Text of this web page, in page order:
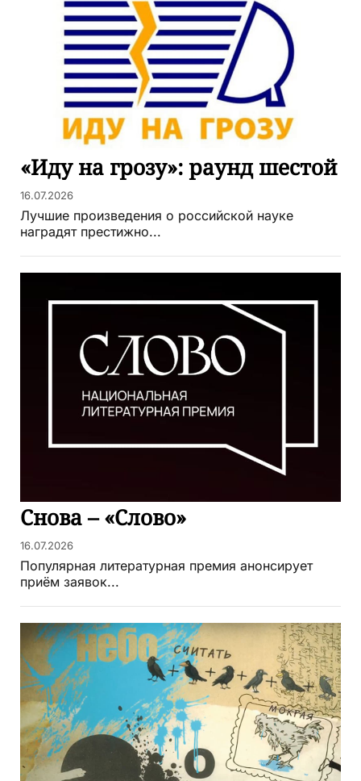
«Иду на грозу»: раунд шестой
16.07.2026
Лучшие произведения о российской науке
наградят престижно...
Снова – «Слово»
16.07.2026
Популярная литературная премия анонсирует
приём заявок...